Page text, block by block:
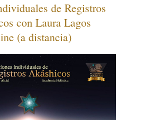
de Registros
con Laura Lagos
(a distancia)